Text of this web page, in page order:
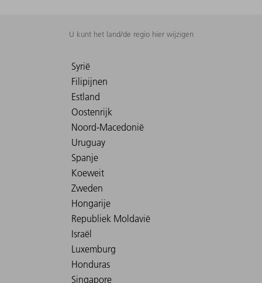
U kunt het land/de regio hier wijzigen